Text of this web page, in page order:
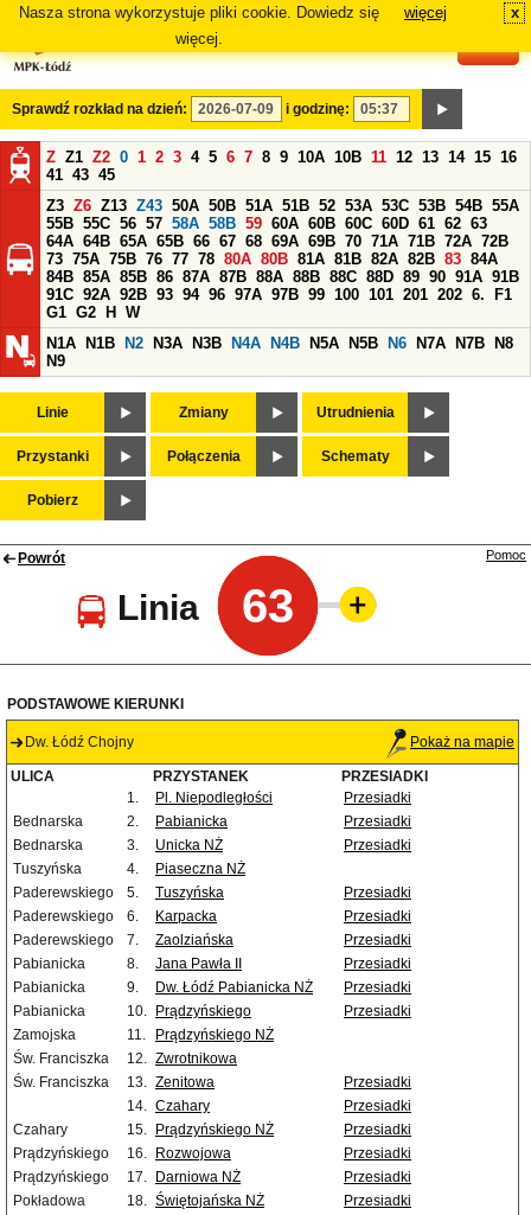
Nasza strona wykorzystuje pliki cookie. Dowiedz się
więcej.
więcej x
Sprawdź rozkład na dzień: i godzinę:
Z Z1 Z2 0 1 2 3 4 5 6 7 8 9 10A 10B 11 12 13 14 15 16
41 43 45
Z3 Z6 Z13 Z43 50A 50B 51A 51B 52 53A 53C 53B 54B 55A
55B 55C 56 57 58A 58B 59 60A 60B 60C 60D 61 62 63
64A 64B 65A 65B 66 67 68 69A 69B 70 71A 71B 72A 72B
73 75A 75B 76 77 78 80A 80B 81A 81B 82A 82B 83 84A
84B 85A 85B 86 87A 87B 88A 88B 88C 88D 89 90 91A 91B
91C 92A 92B 93 94 96 97A 97B 99 100 101 201 202 6.
F1
G1 G2 H
W
N1A
N1B N2 N3A N3B N4A N4B N5A N5B N6 N7A N7B
N8
N9
Linie Zmiany Utrudnienia
Przystanki Połączenia Schematy
Pobierz
Powrót
Linia 63
Pomoc
PODSTAWOWE KIERUNKI
Dw. Łódź Chojny Pokaż na mapie
ULICA PRZYSTANEK
PRZESIADKI
1.
Pl. Niepodległości
Przesiadki
Bednarska
2. Pabianicka
Przesiadki
Bednarska
3. Unicka NŻ
Przesiadki
Tuszyńska
4.
Piaseczna NŻ
Paderewskiego
5. Tuszyńska
Przesiadki
Paderewskiego
6. Karpacka
Przesiadki
Paderewskiego
7. Zaolziańska
Przesiadki
Pabianicka
8. Jana Pawła II
Przesiadki
Pabianicka
9. Dw. Łódź Pabianicka NŻ
Przesiadki
Pabianicka
10. Prądzyńskiego
Przesiadki
Zamojska
11.
Prądzyńskiego NŻ
Św. Franciszka
12. Zwrotnikowa
Św. Franciszka
13. Zenitowa
Przesiadki
14. Czahary
Przesiadki
Czahary
15. Prądzyńskiego NŻ
Przesiadki
Prądzyńskiego
16. Rozwojowa
Przesiadki
Prądzyńskiego
17. Darniowa NŻ
Przesiadki
Pokładowa
18. Świętojańska NŻ
Przesiadki